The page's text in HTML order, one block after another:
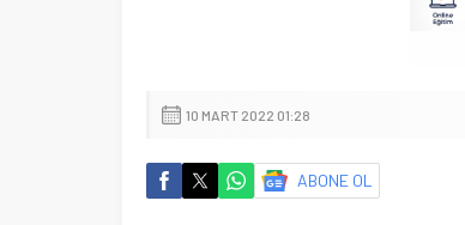
10 MART 2022 01:28
ABONE OL